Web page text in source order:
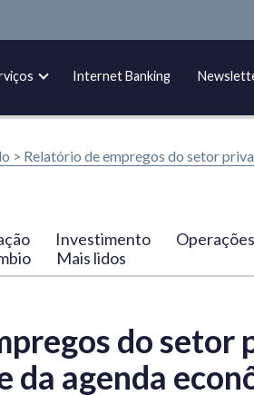
Internet Banking
> Relatório de empregos do setor
Investimento
Mais lidos
do setor
da agenda